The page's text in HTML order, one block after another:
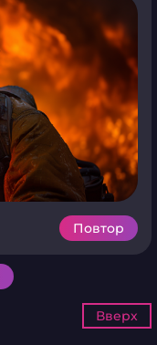
Повтор
Вверх